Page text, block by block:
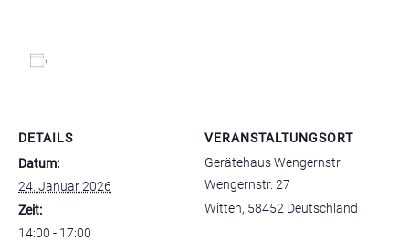
DETAILS
Datum:
24. Januar 2026
Zeit:
14:00 - 17:00
VERANSTALTUNGSORT
Gerätehaus Wengernstr.
Wengernstr. 27
Witten, 58452 Deutschland